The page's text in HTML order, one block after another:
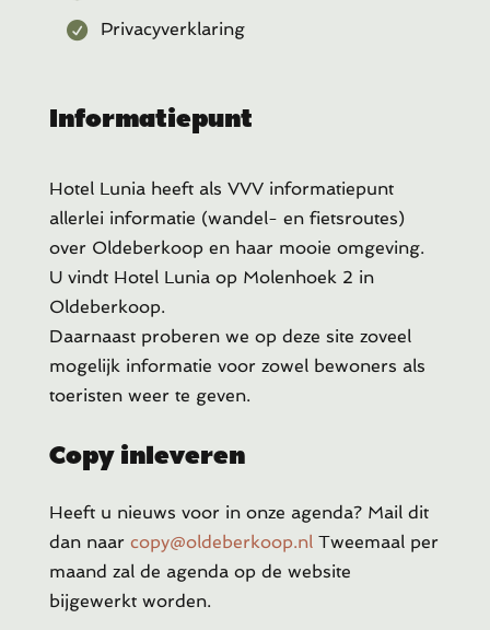
Privacyverklaring
Informatiepunt
Hotel Lunia heeft als VVV informatiepunt
allerlei informatie (wandel- en fietsroutes)
over Oldeberkoop en haar mooie omgeving.
U vindt Hotel Lunia op Molenhoek 2 in
Oldeberkoop.
Daarnaast proberen we op deze site zoveel
mogelijk informatie voor zowel bewoners als
toeristen weer te geven.
Copy inleveren
Heeft u nieuws voor in onze agenda? Mail dit
dan naar copy@oldeberkoop.nl Tweemaal per
maand zal de agenda op de website
bijgewerkt worden.